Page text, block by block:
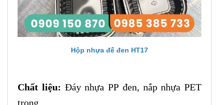
Hộp nhựa đế đen HT17
Chất liệu: Đáy nhựa PP đen, nắp nhựa PET
trong